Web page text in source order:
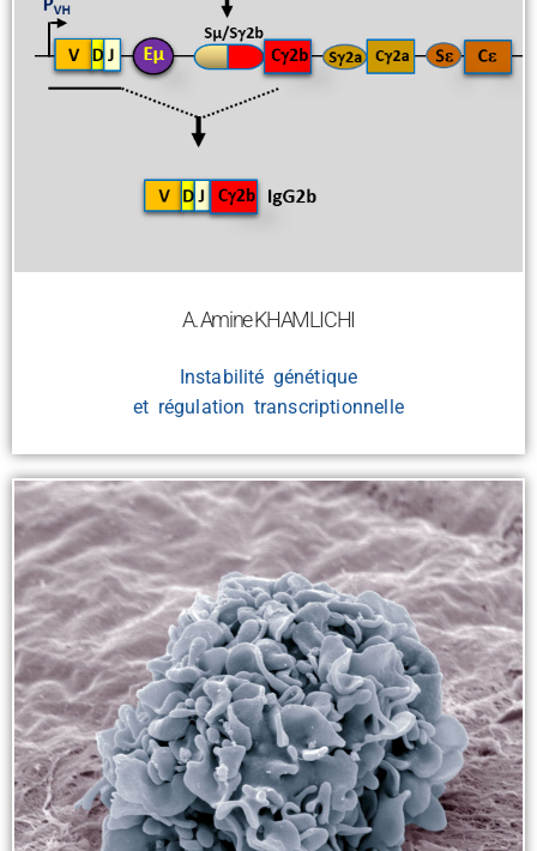
A. Amine KHAMLICHI
Instabilité génétique
et régulation transcriptionnelle